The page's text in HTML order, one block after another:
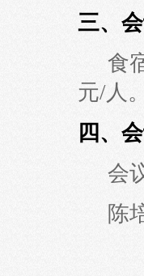
三、
食
元/人
四、
会
陈